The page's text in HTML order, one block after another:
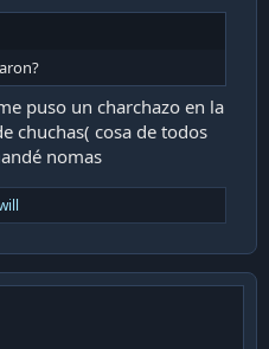
puso un charchazo en la
chuchas( cosa de todos
nomas